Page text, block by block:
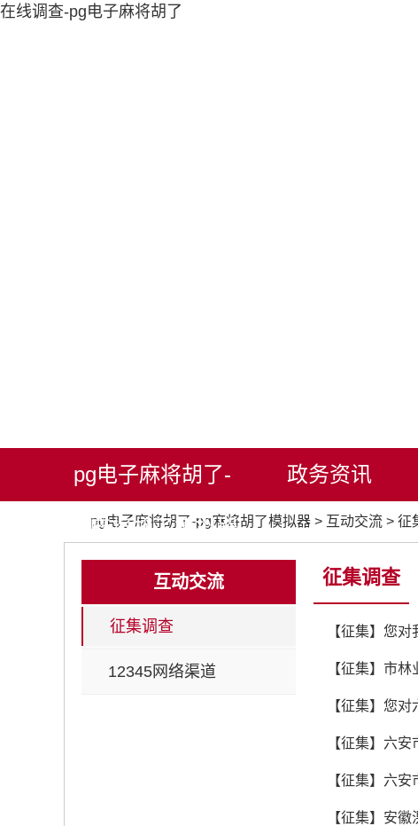
在线调查-pg电子麻将胡了
pg电子麻将胡了-
pg麻将胡了模拟器
政务资讯
pg电子麻将胡了-pg麻将胡了模拟器 > 互动交流 > 征
互动交流
征集调查
12345网络渠道
征集调查
【征集】您
【征集】市
【征集】您
【征集】安